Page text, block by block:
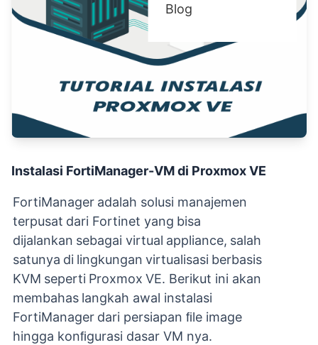
Blog
Instalasi FortiManager-VM di Proxmox VE
FortiManager adalah solusi manajemen
terpusat dari Fortinet yang bisa
dijalankan sebagai virtual appliance, salah
satunya di lingkungan virtualisasi berbasis
KVM seperti Proxmox VE. Berikut ini akan
membahas langkah awal instalasi
FortiManager dari persiapan ﬁle image
hingga konﬁgurasi dasar VM nya.